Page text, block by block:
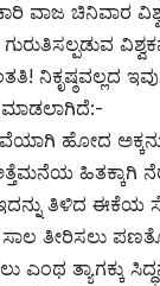
ವಾಜ ಚಿನಿವಾರ
ನಿಕೃಷ್ಠವಲ್ಲದ
ಮಾಡಲಾಗಿದೆ:-
ಹೋದ
ಹಿತಕ್ಕಾಗಿ
ಇದನ್ನು ತಿಳಿದ ಈಕೆಯ
ತೀರಿಸಲು
ಎಂಥ ತ್ಯಾಗಕ್ಕು